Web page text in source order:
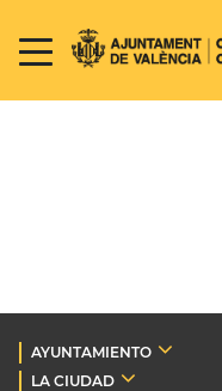
AYUNTAMIENTO
LA CIUDAD